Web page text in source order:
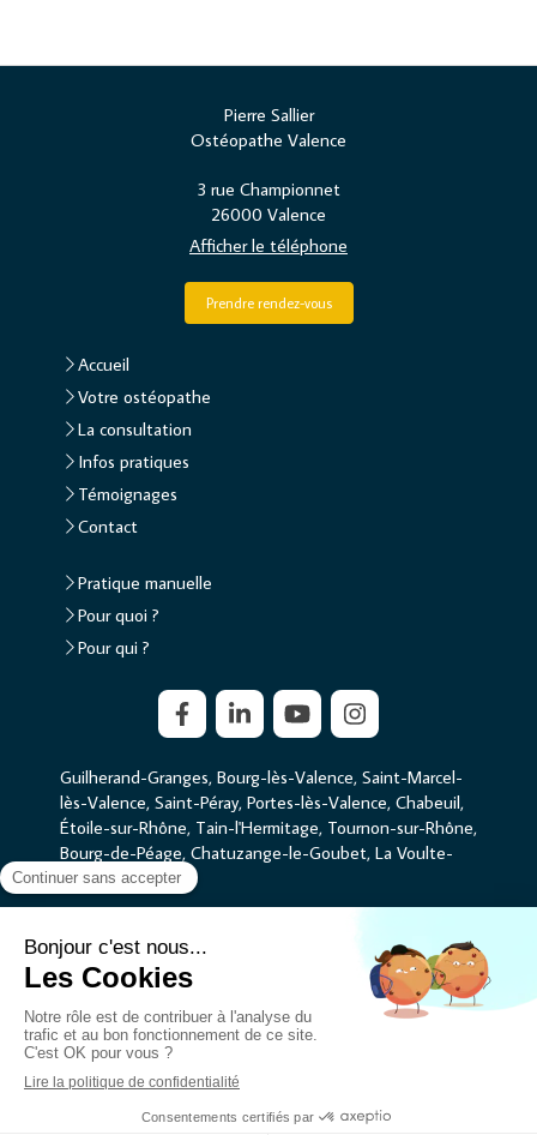
Pierre Sallier
Ostéopathe Valence
3 rue Championnet
26000 Valence
Afficher le téléphone
Prendre rendez-vous
Accueil
Votre ostéopathe
La consultation
Infos pratiques
Témoignages
Contact
Pratique manuelle
Pour quoi ?
Pour qui ?
Guilherand-Granges, Bourg-lès-Valence, Saint-Marcel-
lès-Valence, Saint-Péray, Portes-lès-Valence, Chabeuil,
Étoile-sur-Rhône, Tain-l'Hermitage, Tournon-sur-Rhône,
Bourg-de-Péage, Chatuzange-le-Goubet, La Voulte-
sur-Rhône
Plan du site
Mentions légales
Liens utiles
Création et référencement du site par Simplébo